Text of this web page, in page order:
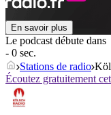
En savoir plus
Le podcast débute dans
- 0 sec.
Stations de radio
Écoutez gratuitement